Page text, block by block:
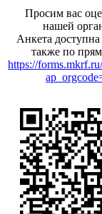
Просим вас
нашей
Анкета
также по
https://